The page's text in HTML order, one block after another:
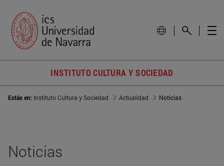
INSTITUTO CULTURA Y SOCIEDAD
Estás en: Instituto Cultura y Sociedad Actualidad Noticias
Noticias